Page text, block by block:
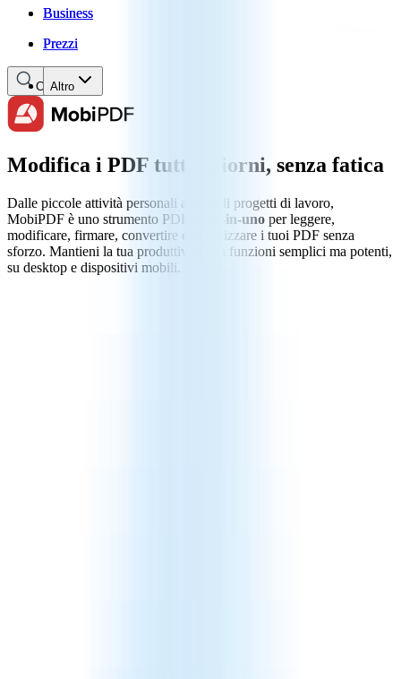
Business
Prezzi
Altro
Business
Prezzi
Cerca
Modifica i PDF tutti i giorni, senza fatica
Dalle piccole attività personali ai grandi progetti di lavoro,
MobiPDF è uno strumento PDF
tutto-in-uno per leggere,
modificare, firmare, convertire e organizzare i tuoi PDF senza
sforzo. Mantieni la tua produttività con funzioni semplici ma potenti,
su desktop e dispositivi mobili.